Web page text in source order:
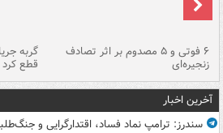
۶ فوتی و ۵ مصدوم بر اثر تصادف
زنجیره‌ای
گربه
قطع کرد
آخرین اخبار
سندرز: ترامپ نماد فساد، اقتدارگرایی و